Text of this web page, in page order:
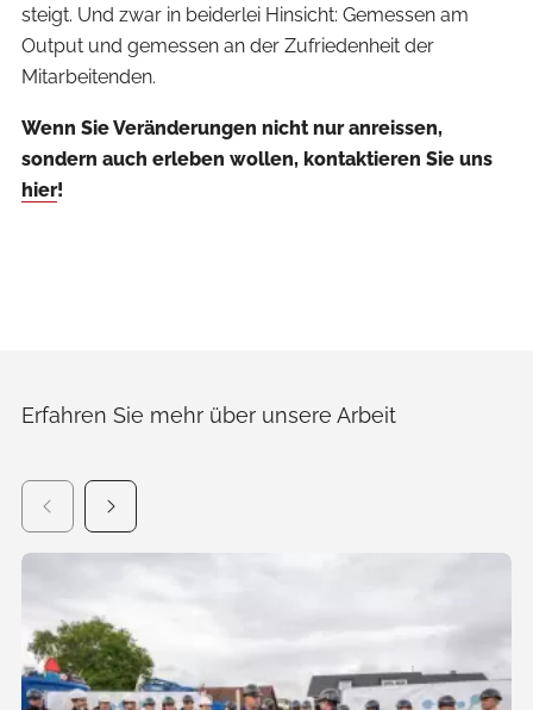
steigt. Und zwar in beiderlei Hinsicht: Gemessen am
Output und gemessen an der Zufriedenheit der
Mitarbeitenden.
Wenn Sie Veränderungen nicht nur anreissen,
sondern auch erleben wollen, kontaktieren Sie uns
hier!
Erfahren Sie mehr über unsere Arbeit
folgt
ein
Karussell-
mit
mehreren
Einträgen.